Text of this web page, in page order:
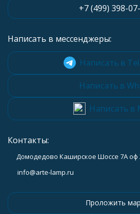
+7 (499) 398-
Написать в мессенджеры:
Написать в
Написать в
Написать в
Контакты:
Домодедово Каширское Шоссе 7А оф
info@arte-lamp.ru
Проложить